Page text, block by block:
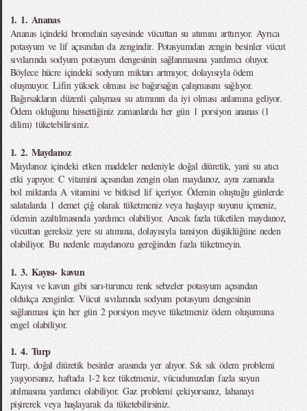
1. 1. Ananas
Ananas içindeki bromelain sayesinde vücuttan su atımını arttırıyor. Ayrıca
potasyum ve lif açısından da zengindir. Potasyumdan zengin besinler vücut
sıvılarında sodyum potasyum dengesinin sağlanmasına yardımcı oluyor.
Böylece hücre içindeki sodyum miktarı artmıyor, dolayısıyla ödem
oluşmuyor. Lifin yüksek olması ise bağırsağın çalışmasını sağlıyor.
Bağırsakların düzenli çalışması su atımının da iyi olması anlamına geliyor.
Ödem olduğunu hissettiğiniz zamanlarda her gün 1 porsiyon ananas (1
dilim) tüketebilirsiniz.
1. 2. Maydanoz
Maydanoz içindeki etken maddeler nedeniyle doğal diüretik, yani su atıcı
etki yapıyor. C vitamini açısından zengin olan maydanoz, aynı zamanda
bol miktarda A vitamini ve bitkisel lif içeriyor. Ödemin oluştuğu günlerde
salatalarda 1 demet çiğ olarak tüketmeniz veya haşlayıp suyunu içmeniz,
ödemin azaltılmasında yardımcı olabiliyor. Ancak fazla tüketilen maydanoz,
vücuttan gereksiz yere su atımına, dolayısıyla tansiyon düşüklüğüne neden
olabiliyor. Bu nedenle maydanozu gereğinden fazla tüketmeyin.
1. 3. Kayısı- kavun
Kayısı ve kavun gibi sarı-turuncu renk sebzeler potasyum açısından
oldukça zenginler. Vücut sıvılarında sodyum potasyum dengesinin
sağlanması için her gün 2 porsiyon meyve tüketmeniz ödem oluşumuna
engel olabiliyor.
1. 4. Turp
Turp, doğal diüretik besinler arasında yer alıyor. Sık sık ödem problemi
yaşıyorsanız, haftada 1-2 kez tüketmeniz, vücudunuzdan fazla suyun
atılmasına yardımcı olabiliyor. Gaz problemi çekiyorsanız, lahanayı
pişirerek veya haşlayarak da tüketebilirsiniz.